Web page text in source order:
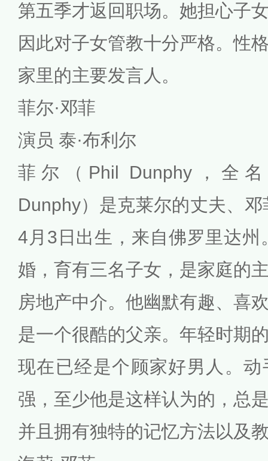
第五季才返回职场。她担心子
因此对子女管教十分严格。性
家里的主要发言人。
菲尔·邓菲
演员 泰·布利尔
菲尔（Phil Dunphy，全名
Dunphy）是克莱尔的丈夫、
4月3日出生，来自佛罗里达州
婚，育有三名子女，是家庭的
房地产中介。他幽默有趣、喜
是一个很酷的父亲。年轻时期
现在已经是个顾家好男人。
强，至少他是这样认为的，总
并且拥有独特的记忆方法以及